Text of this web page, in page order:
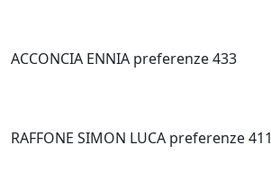
ACCONCIA ENNIA preferenze 433
RAFFONE SIMON LUCA preferenze 411